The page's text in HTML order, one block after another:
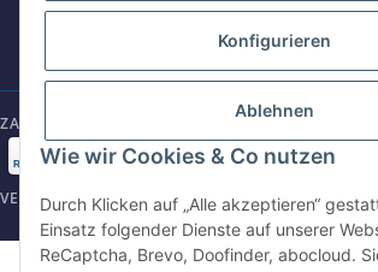
E-Mail schreiben
shop@intersince.de
Webseite
www.intersince-
Mo-Fr: 8:30 - 17:00 Uhr
ZAHLUNGSARTEN
VERSANDARTEN
©2025 Intersince GmbH | powered by
Konfigurieren
Ablehnen
Wie wir Cookies & Co nutzen
Durch Klicken auf „Alle akzeptieren“
Einsatz folgender Dienste auf unserer
ReCaptcha, Brevo, Doofinder, abocloud.